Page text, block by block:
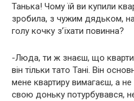
Танька! Чому їй ви купили
зробила, з чужим дядьком,
голу кочку з’їхати повинна?
-Люда, ти ж знаєш, що
він тільки тато Тані. Він
мене квартиру вимагаєш, а не
свою доньку потурбувався,